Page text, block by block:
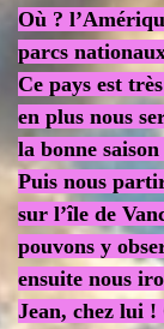
Où ?
parcs
Ce pays est
en plus nous
la bonne
Puis nous
sur l’île de
pouvons y
ensuite nous
Jean, chez lui !